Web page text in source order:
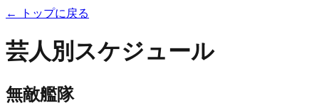
← トップに戻る
芸人別スケジュール
無敵艦隊